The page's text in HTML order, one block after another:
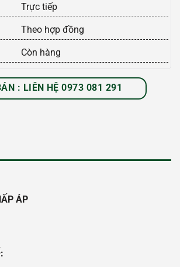
Trực tiếp
Theo hợp đồng
Còn hàng
: LIÊN HỆ 0973 081 291
ÁP